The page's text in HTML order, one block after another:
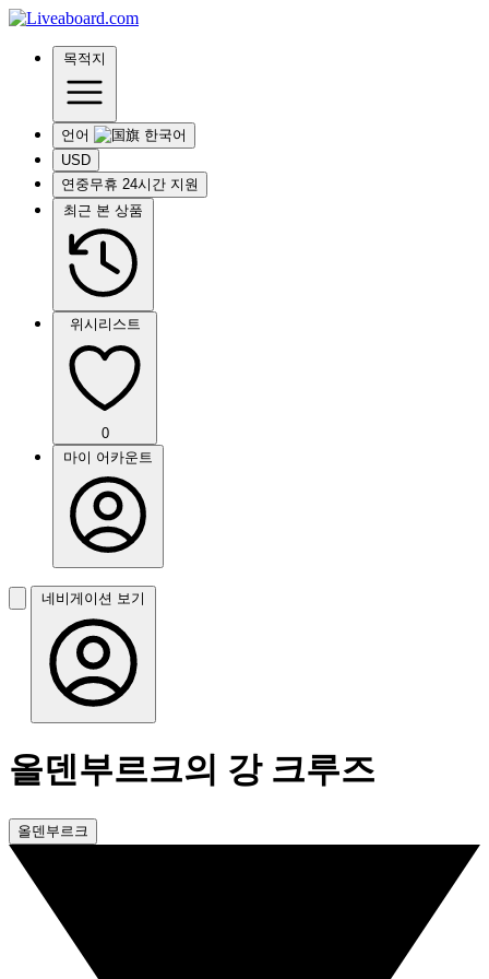
목적지
언어
USD
연중무휴 24시간 지원
최근 본 상품
위시리스트
0
마이 어카운트
네비게이션 보기
올덴부르크의 강 크루즈
올덴부르크